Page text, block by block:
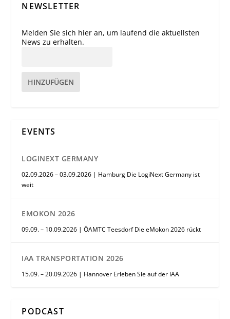
NEWSLETTER
Melden Sie sich hier an, um laufend die aktuellsten
News zu erhalten.
HINZUFÜGEN
EVENTS
LOGINEXT GERMANY
02.09.2026 – 03.09.2026 | Hamburg Die LogiNext Germany ist
weit
EMOKON 2026
09.09. – 10.09.2026 | ÖAMTC Teesdorf Die eMokon 2026 rückt
IAA TRANSPORTATION 2026
15.09. – 20.09.2026 | Hannover Erleben Sie auf der IAA
PODCAST